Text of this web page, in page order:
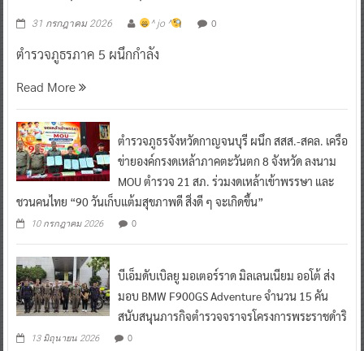
31 กรกฎาคม 2026 ^ jo ^ 0
ตำรวจภูธรภาค 5 ผนึกกำลัง
Read More
ตำรวจภูธรจังหวัดกาญจนบุรี ผนึก สสส.-สคล. เครือ
ข่ายองค์กรงดเหล้าภาคตะวันตก 8 จังหวัด ลงนาม
MOU ตำรวจ 21 สภ. ร่วมงดเหล้าเข้าพรรษา และ
ชวนคนไทย “90 วันเก็บแต้มสุขภาพดี สิ่งดี ๆ จะเกิดขึ้น”
10 กรกฎาคม 2026 0
บีเอ็มดับเบิลยู มอเตอร์ราด มิลเลนเนียม ออโต้ ส่ง
มอบ BMW F900GS Adventure จำนวน 15 คัน
สนับสนุนภารกิจตำรวจจราจรโครงการพระราชดำริ
13 มิถุนายน 2026 0